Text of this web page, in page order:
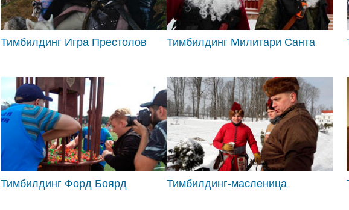
Тимбилдинг Игра Престолов Тимбилдинг Милитари Санта
Тимбилдинг Форд Боярд Тимбилдинг-масленица